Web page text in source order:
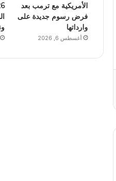
الأمريكية مع ترمب بعد
فرض رسوم جديدة على
وارداتها
أغسطس 6, 2026